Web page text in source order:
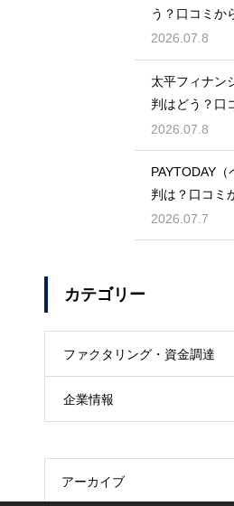
う？口コミか
2026.07.8
太平フィナン
判はどう？口
検証！
2026.07.8
PAYTODAY
判は？口コミ
2026.07.7
カテゴリー
ファクタリング・資金調達
企業情報
アーカイブ